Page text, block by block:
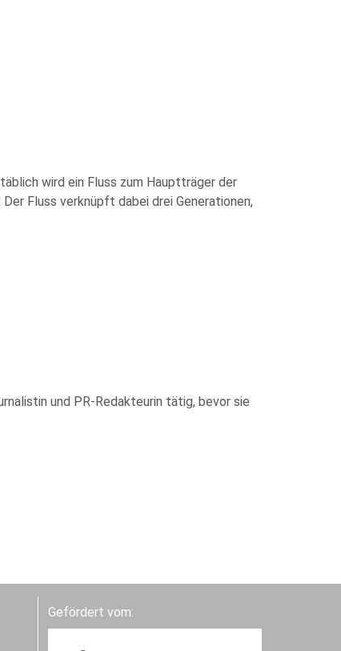
wird ein Fluss zum Hauptträger der
Fluss verknüpft dabei drei Generationen,
und PR-Redakteurin tätig, bevor sie
Gefördert vom: